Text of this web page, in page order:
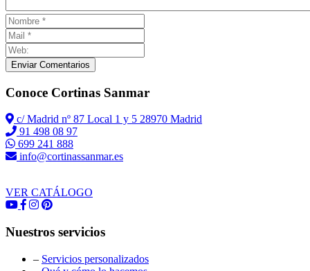
Enviar Comentarios
Conoce Cortinas Sanmar
c/ Madrid nº 87 Local 1 y 5 28970 Madrid
91 498 08 97
699 241 888
info@cortinassanmar.es
VER CATÁLOGO
Nuestros servicios
– Servicios personalizados